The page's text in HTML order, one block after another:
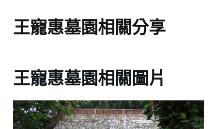
王寵惠墓園相關分享
王寵惠墓園相關圖片